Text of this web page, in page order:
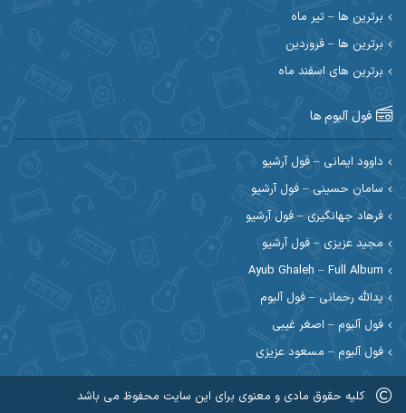
احسان رمضانی احسان علیانی
احسان کریمی احسان کمری
احسان مرادیان احمد اسلامی
احمد بیرانوند
احمد صحراییان
احمد نازدار احمد نوریان
احمدرضا امرایی
ارسلان منصوری ارسی بند
اسماعیل منتی
اشکان ابرناک اشکان فتحی
برترین ها – تیر ماه
برترین ها – فروردین
برترین های اسفند ماه
فول آلبوم ها
داوود ایمانی – فول آرشیو
سامان حسینی – فول آرشیو
فرهاد جهانگیری – فول آرشیو
مجید عزیزی – فول آرشیو
Ayub Ghaleh – Full Album
یدالله رحمانی – فول آلبوم
فول آلبوم – اصغر غیبی
فول آلبوم – مسعود عزیزی
کلیه حقوق مادی و معنوی برای این سایت محفوظ می باشد